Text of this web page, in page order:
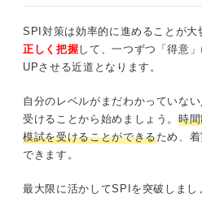
SPI対策は効率的に進めることが大
正しく把握して、一つずつ「得意
UPさせる近道となります。
自分のレベルがまだわかっていない
受けることから始めましょう。時
模試を受けることができるため、
できます。
最大限に活かしてSPIを突破しまし